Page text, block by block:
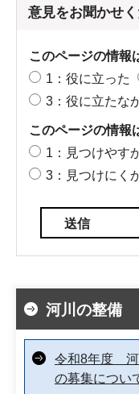
意見をお聞かせ
このページの情報
1：役に立った
3：役に立たな
このページの情報
1：見つけやす
3：見つけにく
河川の整備
令和8年度 河
の募集につい